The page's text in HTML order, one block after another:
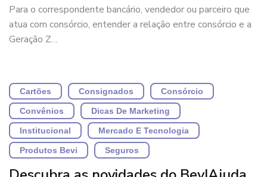
Para o correspondente bancário, vendedor ou parceiro que
atua com consórcio, entender a relação entre consórcio e a
Geração Z…
Cartões Consignados Consórcio
Convênios Dicas De Marketing
Institucional Mercado E Tecnologia
Produtos Bevi Seguros